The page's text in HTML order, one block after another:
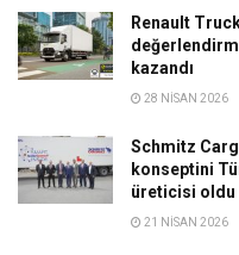
Renault
kazandı
28 NISAN 2026
Schmitz
konseptini
üreticisi oldu
21 NISAN 2026